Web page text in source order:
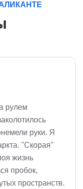
рулем
руки. Я
"Скорая"
жизнь
пробок,
пространств.